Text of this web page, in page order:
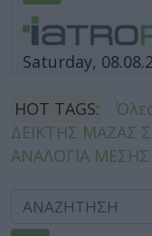
Saturday,
HOT TAGS:
ΔΕΙΚΤΗΣ ΜΑΖΑΣ
ΑΝΑΛΟΓΙΑ